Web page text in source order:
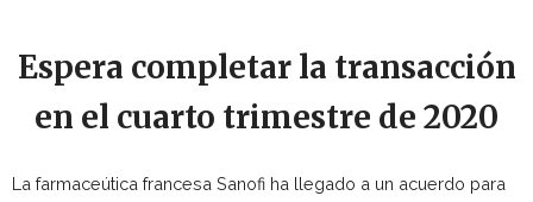
Espera completar la transacción
en el cuarto trimestre de 2020
La farmaceútica francesa Sanofi ha llegado a un acuerdo para